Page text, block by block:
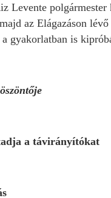
Levente polgármester
az Elágazáson lévő
gyakorlatban is
a távirányítókat